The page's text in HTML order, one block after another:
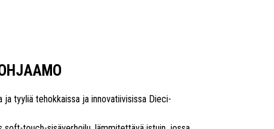
ja tyyliä tehokkaissa ja innovatiivisissa Dieci-